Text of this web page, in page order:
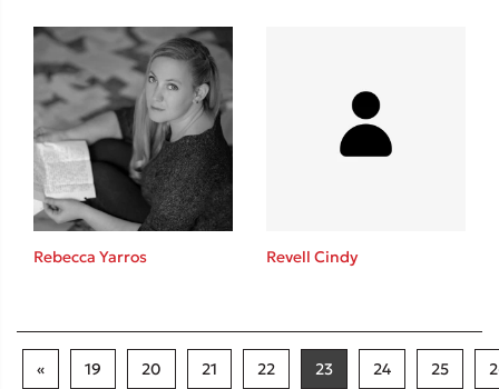
Rebecca Yarros Revell Cindy
« 19 20 21 22 23 24 25